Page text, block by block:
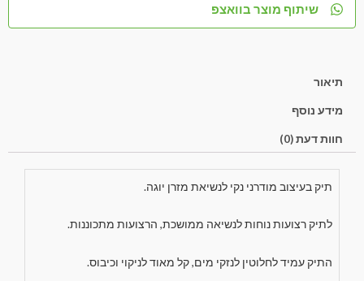
שיתוף מוצר בוואצפ
תיאור
מידע נוסף
חוות דעת (0)
תיק בעיצוב מודרני נקי לנשיאת מזרן יוגה.
לתיק רצועות נוחות לנשיאה ממושכת, הרצועות מתכוננות.
התיק עמיד לחלוטין לנזקי מים, קל מאוד לניקוי וכיבוס.